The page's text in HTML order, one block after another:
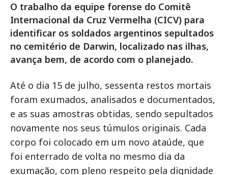
O trabalho da equipe forense do Comitê
Internacional da Cruz Vermelha (CICV) para
identificar os soldados argentinos sepultados
no cemitério de Darwin, localizado nas ilhas,
avança bem, de acordo com o planejado.
Até o dia 15 de julho, sessenta restos mortais
foram exumados, analisados e documentados,
e as suas amostras obtidas, sendo sepultados
novamente nos seus túmulos originais. Cada
corpo foi colocado em um novo ataúde, que
foi enterrado de volta no mesmo dia da
exumação, com pleno respeito pela dignidade